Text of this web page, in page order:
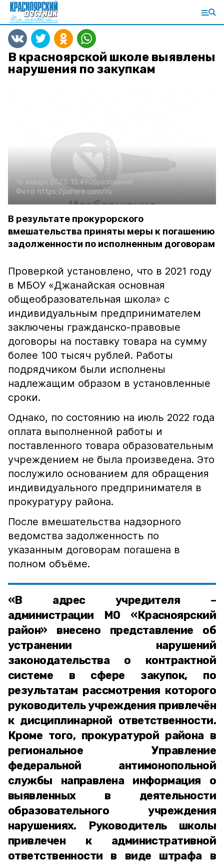
В красноярской школе выявлены
нарушения по закупкам
16 января 2023, 15:49Образование
Фото: https://pxhere.com/ru
В результате прокурорского
вмешательства приняты меры к погашению
задолженности по исполненным договорам
Проверкой установлено, что в 2021 году
в МБОУ «Джанайская основная
общеобразовательная школа» с
индивидуальным предпринимателем
заключены гражданско-правовые
договоры на поставку товара на сумму
более 100 тысяч рублей. Работы
подрядчиком были исполнены
надлежащим образом в установленные
сроки.
Однако, по состоянию на июль 2022 года
оплата выполненной работы и
поставленного товара образовательным
учреждением не была произведена. Это
послужило основанием для обращения
индивидуального предпринимателя в
прокуратуру района.
После вмешательства надзорного
ведомства задолженность по
указанным договорам погашена в
полном объёме.
«В адрес учредителя –
администрации МО «Красноярский
район» внесено представление об
устранении нарушений
законодательства о контрактной
системе в сфере закупок, по
результатам рассмотрения которого
руководитель учреждения привлечён
к дисциплинарной ответственности.
Кроме того, прокуратурой района в
региональное Управление
федеральной антимонопольной
службы направлена информация о
выявленных в деятельности
образовательного учреждения
нарушениях. Руководитель школы
привлечен к административной
ответственности в виде штрафа в